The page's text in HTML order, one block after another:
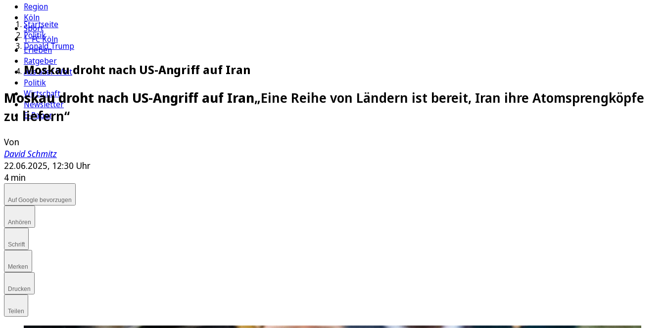
Region
Köln
Sport
1. FC Köln
Erleben
Ratgeber
Aus aller Welt
Politik
Wirtschaft
Newsletter
E-Paper
Startseite
Politik
Donald Trump
Moskau droht nach US-Angriff auf Iran
Moskau droht nach US-Angriff auf Iran„Eine Reihe von Ländern ist bereit, Iran ihre Atomsprengköpfe
zu liefern“
Von
David Schmitz
22.06.2025, 12:30 Uhr
4 min
Auf Google bevorzugen
Anhören
Schrift
Merken
Drucken
Teilen